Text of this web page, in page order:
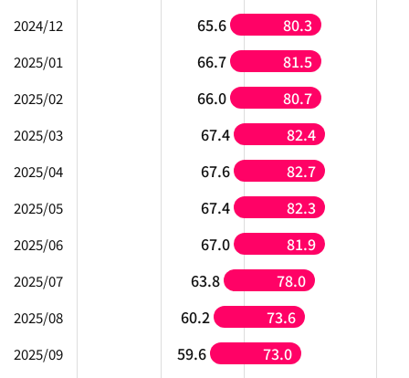
2024/12 65.6 80.3
2025/01 66.7 81.5
2025/02 66.0 80.7
2025/03 67.4 82.4
2025/04 67.6 82.7
2025/05 67.4 82.3
2025/06 67.0 81.9
2025/07 63.8 78.0
2025/08 60.2 73.6
2025/09 59.6 73.0